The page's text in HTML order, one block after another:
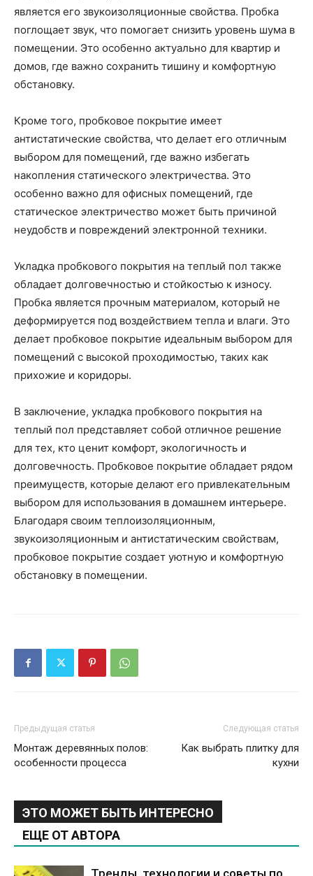
является его звукоизоляционные свойства. Пробка
поглощает звук, что помогает снизить уровень шума в
помещении. Это особенно актуально для квартир и
домов, где важно сохранить тишину и комфортную
обстановку.
Кроме того, пробковое покрытие имеет
антистатические свойства, что делает его отличным
выбором для помещений, где важно избегать
накопления статического электричества. Это
особенно важно для офисных помещений, где
статическое электричество может быть причиной
неудобств и повреждений электронной техники.
Укладка пробкового покрытия на теплый пол также
обладает долговечностью и стойкостью к износу.
Пробка является прочным материалом, который не
деформируется под воздействием тепла и влаги. Это
делает пробковое покрытие идеальным выбором для
помещений с высокой проходимостью, таких как
прихожие и коридоры.
В заключение, укладка пробкового покрытия на
теплый пол представляет собой отличное решение
для тех, кто ценит комфорт, экологичность и
долговечность. Пробковое покрытие обладает рядом
преимуществ, которые делают его привлекательным
выбором для использования в домашнем интерьере.
Благодаря своим теплоизоляционным,
звукоизоляционным и антистатическим свойствам,
пробковое покрытие создает уютную и комфортную
обстановку в помещении.
Предыдущая статья
Монтаж деревянных полов:
особенности процесса
Следующая статья
Как выбрать плитку для
кухни
ЭТО МОЖЕТ БЫТЬ ИНТЕРЕСНО
ЕЩЕ ОТ АВТОРА